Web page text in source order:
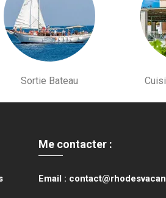
Sortie Bateau
Me contacter :
Email :